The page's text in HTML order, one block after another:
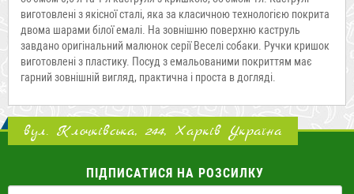
виготовлені з якісної сталі, яка за класичною технологією покрита
двома шарами білої емалі. На зовнішню поверхню каструль
завдано оригінальний малюнок серії Веселі собаки. Ручки кришок
виготовлені з пластику. Посуд з емальованими покриттям має
гарний зовнішній вигляд, практична і проста в догляді.
вул. Клочківська, 244, Харків Україна
ПІДПИСАТИСЯ НА РОЗСИЛКУ